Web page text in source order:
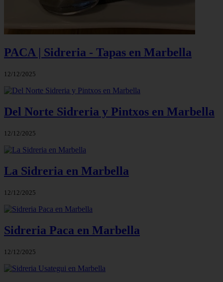
PACA | Sidreria - Tapas en Marbella
12/12/2025
Del Norte Sidreria y Pintxos en Marbella
12/12/2025
La Sidreria en Marbella
12/12/2025
Sidreria Paca en Marbella
12/12/2025